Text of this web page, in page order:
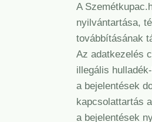
A
nyilvántartása,
továbbításának
Az adatkezelés
illegális
a bejelentések
kapcsolattartás
a bejelentések